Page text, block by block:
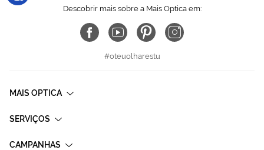
Descobrir mais sobre a Mais Optica em:
#oteuolharestu
MAIS OPTICA
SERVIÇOS
CAMPANHAS